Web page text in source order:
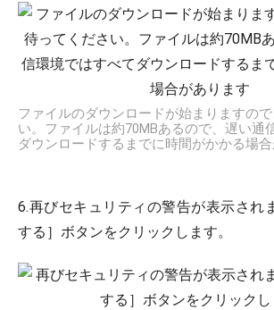
ファイルのダウンロードが始まりますの
い。ファイルは約70MBあるので、遅い通
ダウンロードするまでに時間がかかる場
6.再びセキュリティの警告が表示され
する］ボタンをクリックします。